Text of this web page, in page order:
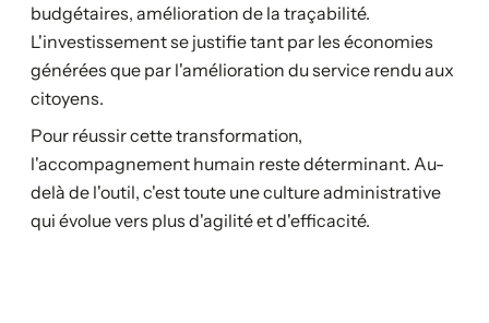
budgétaires, amélioration de la traçabilité.
L'investissement se justifie tant par les économies
générées que par l'amélioration du service rendu aux
citoyens.
Pour réussir cette transformation,
l'accompagnement humain reste déterminant. Au-
delà de l'outil, c'est toute une culture administrative
qui évolue vers plus d'agilité et d'efficacité.